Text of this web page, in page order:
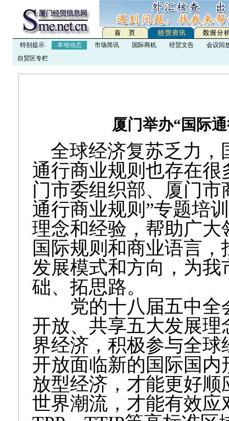
特别提示 本地动态 市场简讯 国际商机 经贸文告
会议回
自贸区专栏
厦门举办“国际
全球经济复苏乏力
通行商业规则也存在
门市委组织部、厦门
通行商业规则”专题培
理念和经验，帮助广
国际规则和商业语言
发展模式和方向，为我
础、拓思路。
党的十八届五中全
开放、共享五大发展
界经济，积极参与全
开放面临新的国际国
放型经济，才能更好
世界潮流，才能有效